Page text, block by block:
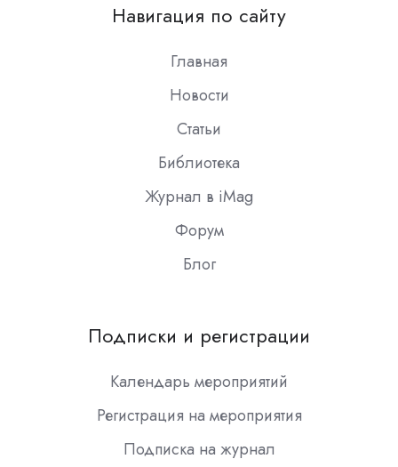
Slack
Навигация по сайту
Главная
Новости
Статьи
Библиотека
Журнал в iMag
Форум
Блог
Подписки и регистрации
Календарь мероприятий
Регистрация на мероприятия
Подписка на журнал